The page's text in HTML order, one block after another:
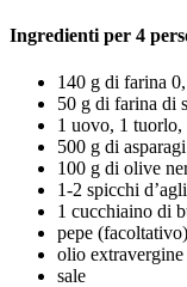
Ingredienti per 4
140 g di farina 0,
50 g di farina di
1 uovo, 1 tuorlo,
500 g di
100 g di olive
1-2 spicchi
1 cucchiaino di
pepe
olio
sale